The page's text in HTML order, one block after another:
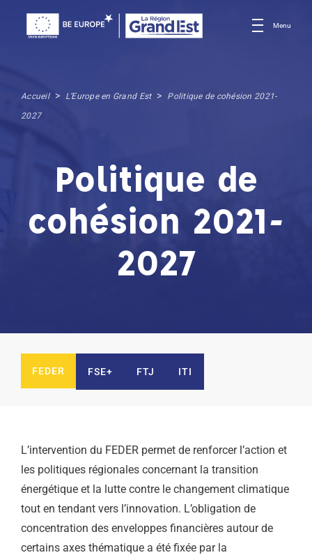
Menu
Accueil > L’Europe en Grand Est >
Politique de cohésion 2021-
2027
Politique de
cohésion 2021-
2027
FEDER FSE+ FTJ ITI
L’intervention du FEDER permet de renforcer l’action et
les politiques régionales concernant la transition
énergétique et la lutte contre le changement climatique
tout en tendant vers l’innovation. L’obligation de
concentration des enveloppes financières autour de
certains axes thématique a été fixée par la